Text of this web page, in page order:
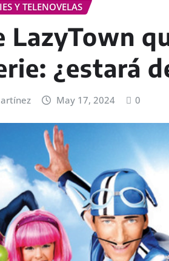
Y TELENOVELAS
LazyTown
¿estará
May 17, 2024 0